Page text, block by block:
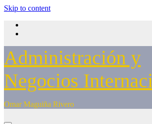
Skip to content
Administración y
Negocios
Omar Maguiña Rivero